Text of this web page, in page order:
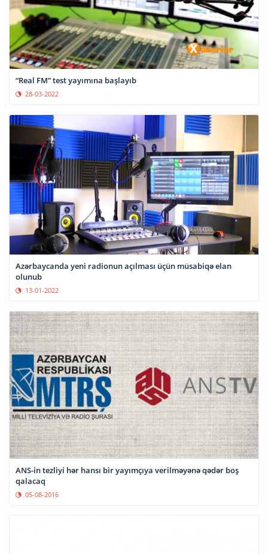
“Real FM” test yayımına başlayıb
28-03-2022
Azərbaycanda yeni radionun açılması üçün müsabiqə elan
olunub
13-01-2022
ANS-in tezliyi hər hansı bir yayımçıya verilməyənə qədər boş
qalacaq
05-08-2016